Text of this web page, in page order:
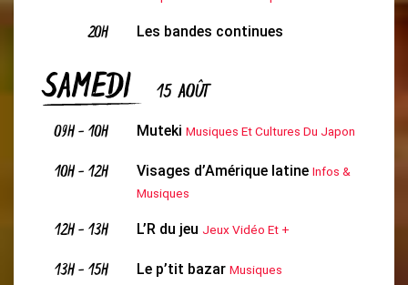
20H Les bandes continues
SAMEDI 15 AOÛT
09H-10H Muteki Musiques Et Cultures Du Japon
10H-12H Visages d’Amérique latine Infos &
Musiques
12H-13H L’R du jeu Jeux Vidéo Et +
13H-15H Le p’tit bazar Musiques